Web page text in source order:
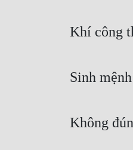
Khí công
Sinh
Không